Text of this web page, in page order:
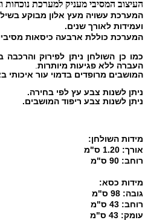
העיצוב המסיבי מעניק למערכת נוכחות
המערכת עשויה מעץ אלון מבוקע
ועמידות לאורך שנים.
המערכת כוללת ארבעה כיסאות
כמו כן השולחן ניתן לפירוק
העברה ללא פגיעות מיותרות.
המושבים מרופדים בדמוי עור איכותי
ניתן לשנות צבע עץ לפי בחירה.
ניתן לשנות צבע ריפוד המושבים.
מידות השולחן:
אורך: 1.20 ס"מ
רוחב: 90 ס"מ
מידות כסא:
גובה: 98 ס"מ
רוחב: 43 ס"מ
עומק: 43 ס"מ